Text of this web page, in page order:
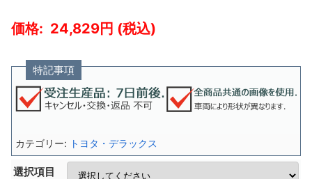
24,829
特記事項
選択項目
カテゴリー: トヨタ・デラックス